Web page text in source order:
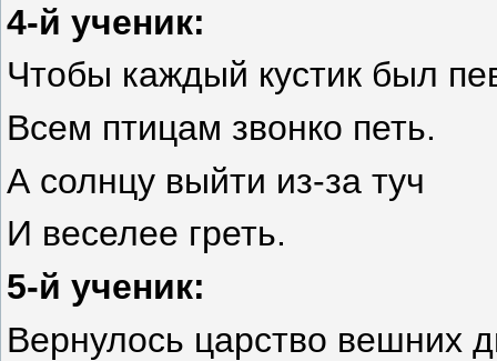
4-й ученик:
Чтобы каждый кустик был
Всем птицам звонко петь.
А солнцу выйти из-за туч
И веселее греть.
5-й ученик:
Вернулось царство вешних